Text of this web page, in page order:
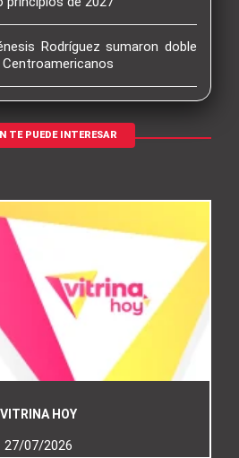
Rodríguez sumaron doble
TE PUEDE INTERESAR
VITRINA HOY
27/07/2026